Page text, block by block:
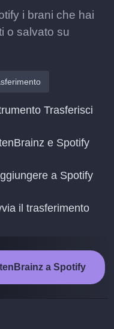
i brani che hai
o salvato su
Trasferisci
e Spotify
a Spotify
il trasferimento
a Spotify